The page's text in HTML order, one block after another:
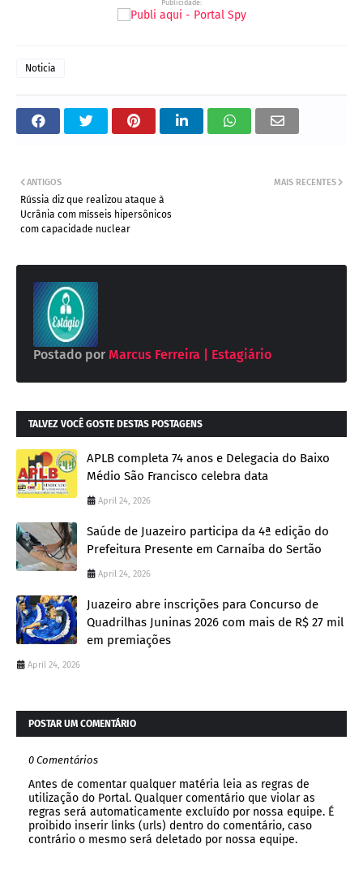
Publicidade:
Noticia
MAIS RECENTES
ANTIGOS
Rússia diz que realizou ataque à
Ucrânia com mísseis hipersônicos
com capacidade nuclear
Postado por Marcus Ferreira | Estagiário
TALVEZ VOCÊ GOSTE DESTAS POSTAGENS
APLB completa 74 anos e Delegacia do Baixo
Médio São Francisco celebra data
April 24, 2026
Saúde de Juazeiro participa da 4ª edição do
Prefeitura Presente em Carnaíba do Sertão
April 24, 2026
Juazeiro abre inscrições para Concurso de
Quadrilhas Juninas 2026 com mais de R$ 27 mil
em premiações
April 24, 2026
POSTAR UM COMENTÁRIO
0 Comentários
Antes de comentar qualquer matéria leia as regras de
utilização do Portal. Qualquer comentário que violar as
regras será automaticamente excluído por nossa equipe. É
proibido inserir links (urls) dentro do comentário, caso
contrário o mesmo será deletado por nossa equipe.